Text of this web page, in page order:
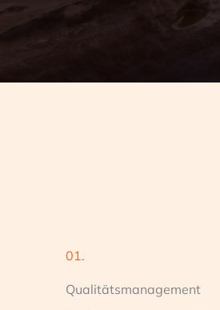
01.
Qualitätsmanagement